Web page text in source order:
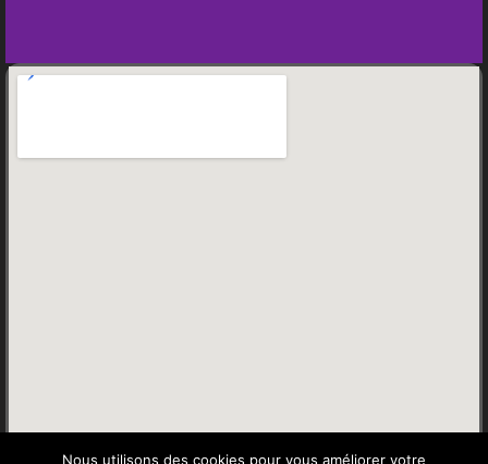
Nous utilisons des cookies pour vous améliorer votre